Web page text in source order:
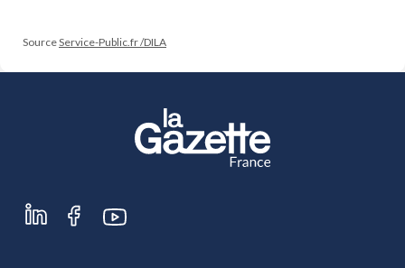
SourceService-Public.fr /DILA